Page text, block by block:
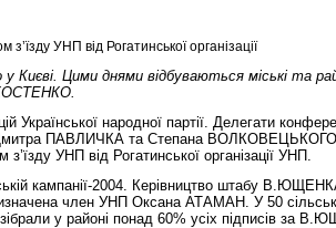
УНП від Рогатинської організації
Києві. Цими днями відбуваються міські та
КОСТЕНКО.
Української народної партії. Делегати
Дмитра ПАВЛИЧКА та Степана
УНП від Рогатинської організації УНП.
кампанії-2004. Керівництво штабу
член УНП Оксана АТАМАН. У 50
у районі понад 60% усіх підписів за